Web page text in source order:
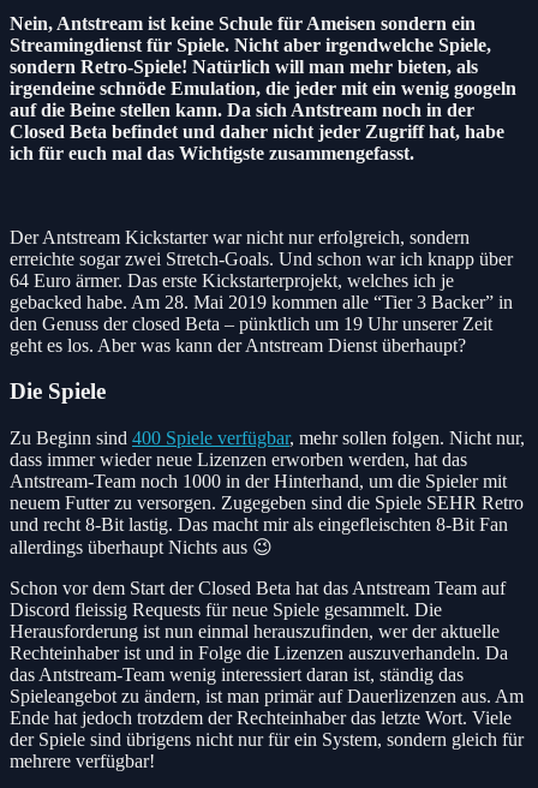
Nein, Antstream ist keine Schule für Ameisen sondern ein
Streamingdienst für Spiele. Nicht aber irgendwelche Spiele,
sondern Retro-Spiele! Natürlich will man mehr bieten, als
irgendeine schnöde Emulation, die jeder mit ein wenig googeln
auf die Beine stellen kann. Da sich Antstream noch in der
Closed Beta befindet und daher nicht jeder Zugriff hat, habe
ich für euch mal das Wichtigste zusammengefasst.
Der Antstream Kickstarter war nicht nur erfolgreich, sondern
erreichte sogar zwei Stretch-Goals. Und schon war ich knapp über
64 Euro ärmer. Das erste Kickstarterprojekt, welches ich je
gebacked habe. Am 28. Mai 2019 kommen alle “Tier 3 Backer” in
den Genuss der closed Beta – pünktlich um 19 Uhr unserer Zeit
geht es los. Aber was kann der Antstream Dienst überhaupt?
Die Spiele
Zu Beginn sind 400 Spiele verfügbar, mehr sollen folgen. Nicht nur,
dass immer wieder neue Lizenzen erworben werden, hat das
Antstream-Team noch 1000 in der Hinterhand, um die Spieler mit
neuem Futter zu versorgen. Zugegeben sind die Spiele SEHR Retro
und recht 8-Bit lastig. Das macht mir als eingefleischten 8-Bit Fan
allerdings überhaupt Nichts aus 😉
Schon vor dem Start der Closed Beta hat das Antstream Team auf
Discord fleissig Requests für neue Spiele gesammelt. Die
Herausforderung ist nun einmal herauszufinden, wer der aktuelle
Rechteinhaber ist und in Folge die Lizenzen auszuverhandeln. Da
das Antstream-Team wenig interessiert daran ist, ständig das
Spieleangebot zu ändern, ist man primär auf Dauerlizenzen aus. Am
Ende hat jedoch trotzdem der Rechteinhaber das letzte Wort. Viele
der Spiele sind übrigens nicht nur für ein System, sondern gleich für
mehrere verfügbar!